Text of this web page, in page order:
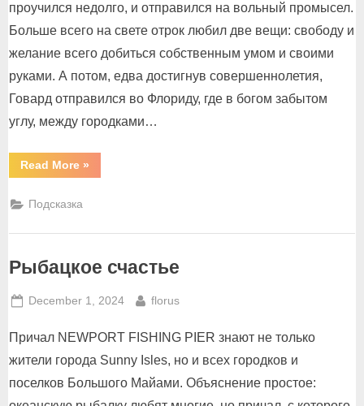
проучился недолго, и отправился на вольный промысел.
Больше всего на свете отрок любил две вещи: свободу и
желание всего добиться собственным умом и своими
руками. А потом, едва достигнув совершеннолетия,
Говард отправился во Флориду, где в богом забытом
углу, между городками…
Read More“Неутомимый
Соломон
замок”
»
Подсказка
Рыбацкое счастье
Posted
December 1, 2024 By
florus
Причал NEWPORT FISHING PIER знают не только
жители города Sunny Isles, но и всех городков и
поселков Большого Майами. Объяснение простое: